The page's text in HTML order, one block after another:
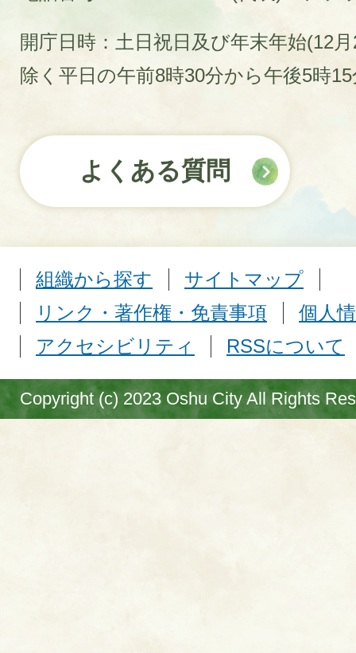
開庁日時：土日祝日及び年末年始(12
除く平日の午前8時30分から午後5時
よくある質問
組織から探す
サイトマップ
リンク・著作権・免責事項
個人
アクセシビリティ
RSSについて
Copyright (c) 2023 Oshu City All Rights